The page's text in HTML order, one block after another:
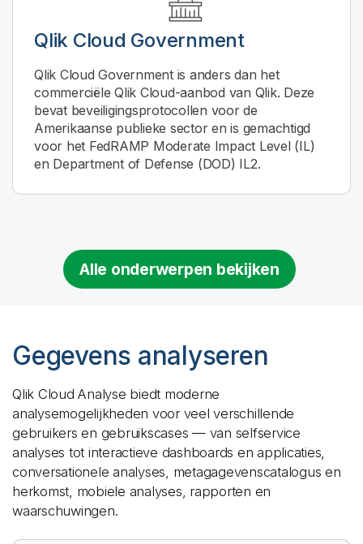
Qlik Cloud Government
Qlik Cloud Governmentis anders dan het
commerciële Qlik Cloud-aanbod van Qlik. Deze
bevat beveiligingsprotocollen voor de
Amerikaanse publieke sector en is gemachtigd
voor het FedRAMP Moderate Impact Level (IL)
en Department of Defense (DOD) IL2.
Alle onderwerpen bekijken
Gegevens analyseren
Qlik Cloud Analyse biedt moderne
analysemogelijkheden voor veel verschillende
gebruikers en gebruikscases — van selfservice
analyses tot interactieve dashboards en applicaties,
conversationele analyses, metagagevenscatalogus en
herkomst, mobiele analyses, rapporten en
waarschuwingen.